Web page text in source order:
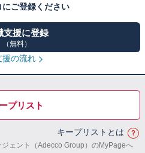
にご登録ください
支援に登録
（無料）
援の流れ
プリスト
キープリストとは
ェント（Adecco Group）のMyPageへ